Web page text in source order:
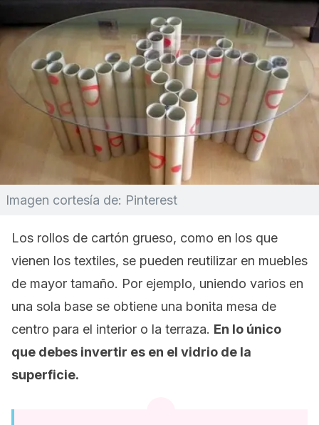
Imagen cortesía de: Pinterest
Los rollos de cartón grueso, como en los que
vienen los textiles, se pueden reutilizar en muebles
de mayor tamaño. Por ejemplo, uniendo varios en
una sola base se obtiene una bonita mesa de
centro para el interior o la terraza. En lo único
que debes invertir es en el vidrio de la
superficie.